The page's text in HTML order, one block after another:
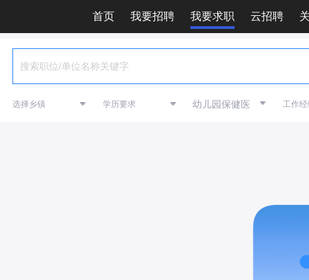
首页 我要招聘 我要求职 云招聘
幼儿园保健医